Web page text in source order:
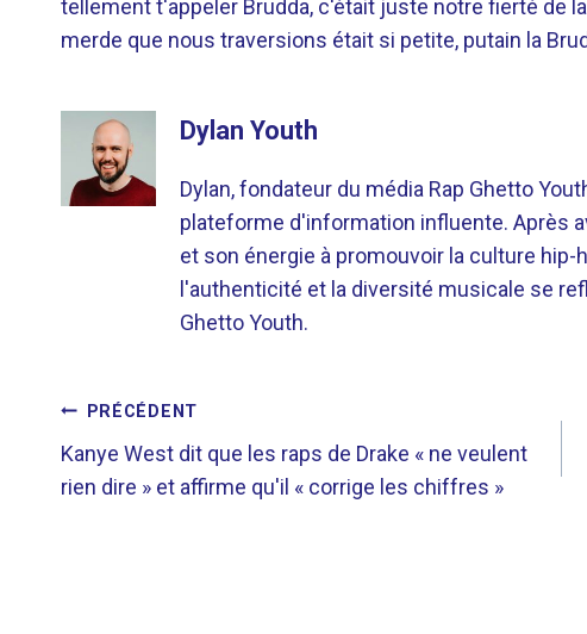
tellement t'appeler Brudda, c'était juste notre fierté de
merde que nous traversions était si petite, putain la
Dylan Youth
Dylan, fondateur du média Rap Ghetto
plateforme d'information influente. Après
et son énergie à promouvoir la culture
l'authenticité et la diversité musicale se
Ghetto Youth.
NAVIGATION
DE
PRÉCÉDENT
Kanye West dit que les raps de Drake « ne veulent
rien dire » et affirme qu'il « corrige les chiffres »